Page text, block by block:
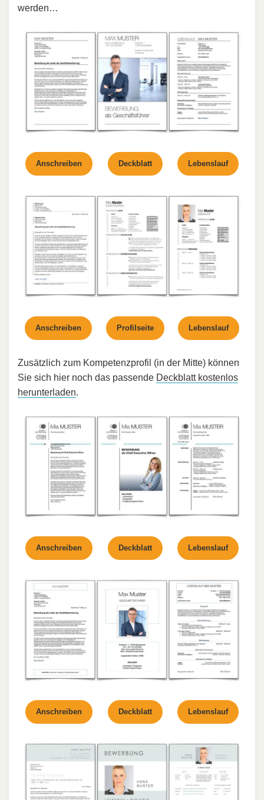
werden…
Anschreiben Deckblatt Lebenslauf
Anschreiben Profilseite Lebenslauf
Zusätzlich zum Kompetenzprofil (in der Mitte) können
Sie sich hier noch das passende Deckblatt kostenlos
herunterladen.
Anschreiben Deckblatt Lebenslauf
Anschreiben Deckblatt Lebenslauf